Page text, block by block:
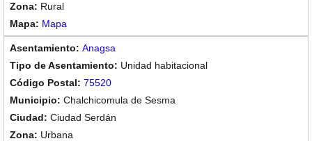
Rural
Mapa
Anagsa
Unidad habitacional
75520
Chalchicomula de Sesma
Ciudad Serdán
Urbana